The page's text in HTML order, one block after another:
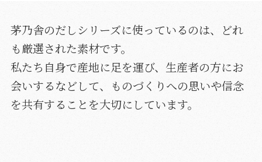
茅乃舎のだしシリーズに使っているのは、どれ
も厳選された素材です。
私たち自身で産地に足を運び、生産者の方にお
会いするなどして、ものづくりへの思いや信念
を共有することを大切にしています。